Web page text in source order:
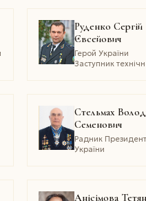
фінансів і
діяльності
Руденко Сергій
Євсейович
Герой України
Заступник
Стельмах
Семенович
Радник
України
Анісімова